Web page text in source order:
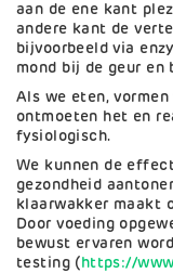
aan de ene kant
andere kant de
bijvoorbeeld via
mond bij de geur
Als we eten,
ontmoeten het en
fysiologisch.
We kunnen de
gezondheid
klaarwakker maakt
Door voeding
bewust ervaren
testing ( https://